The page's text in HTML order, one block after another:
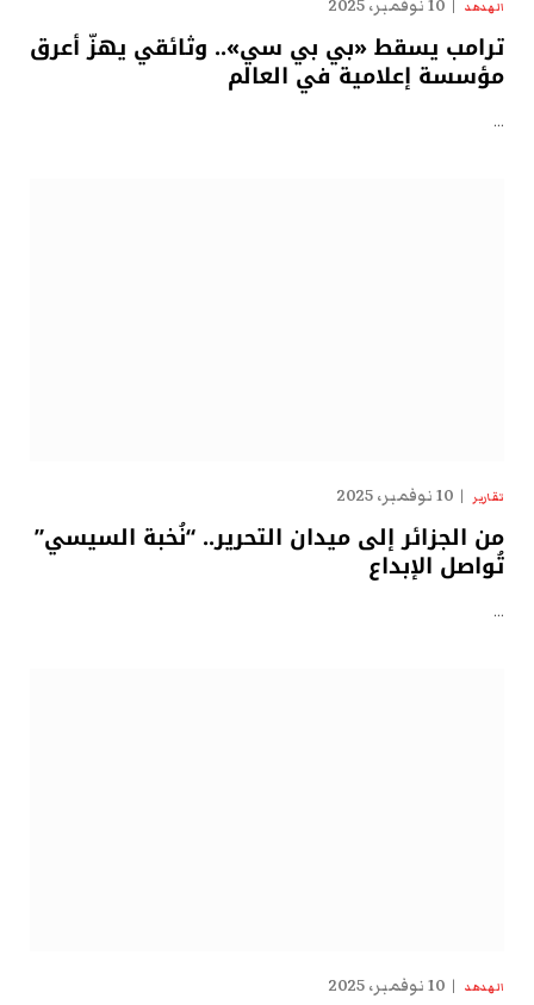
الهدهد 10 نوفمبر، 2025
ترامب يسقط «بي بي سي».. وثائقي يهزّ أعرق
مؤسسة إعلامية في العالم
…
تقارير 10 نوفمبر، 2025
من الجزائر إلى ميدان التحرير.. “نُخبة السيسي”
تُواصل الإبداع
…
الهدهد 10 نوفمبر، 2025